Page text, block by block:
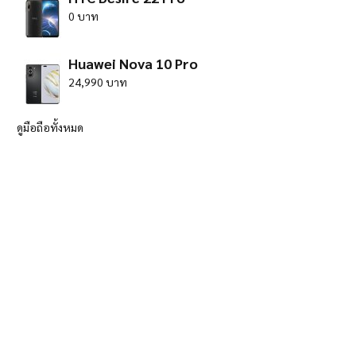
0 บาท
Huawei Nova 10 Pro
24,990 บาท
ดูมือถือทั้งหมด